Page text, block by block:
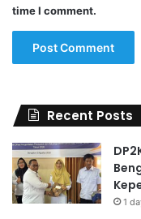
time I comment.
Recent Posts
1